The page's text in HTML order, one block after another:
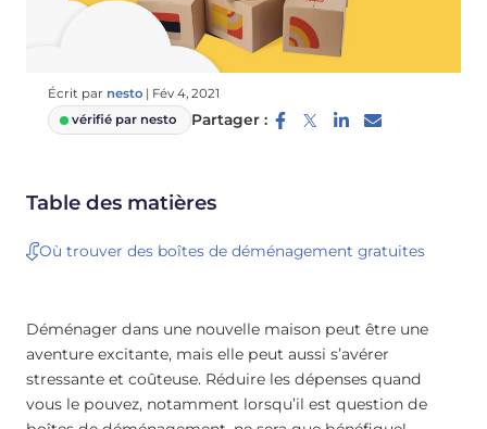
Écrit par nesto | Fév 4, 2021
vérifié par nesto
Partager :
Table des matières
Où trouver des boîtes de déménagement gratuites
Déménager dans une nouvelle maison peut être une
aventure excitante, mais elle peut aussi s’avérer
stressante et coûteuse. Réduire les dépenses quand
vous le pouvez, notamment lorsqu’il est question de